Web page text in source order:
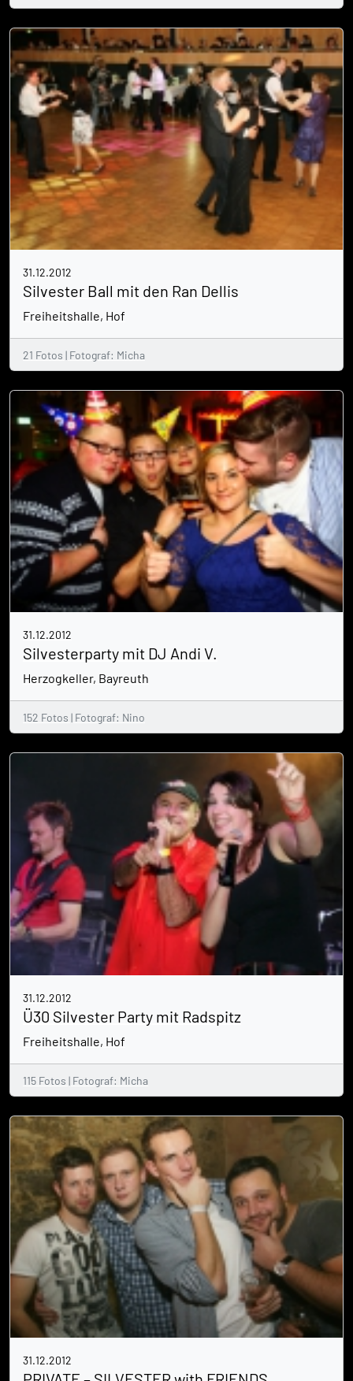
31.12.2012
Silvester Ball mit den Ran Dellis
Freiheitshalle, Hof
21 Fotos | Fotograf: Micha
31.12.2012
Silvesterparty mit DJ Andi V.
Herzogkeller, Bayreuth
152 Fotos | Fotograf: Nino
31.12.2012
Ü30 Silvester Party mit Radspitz
Freiheitshalle, Hof
115 Fotos | Fotograf: Micha
31.12.2012